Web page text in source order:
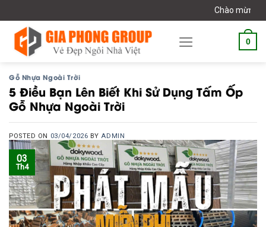
to
content
Chào mừng bạn đến với
0
Gỗ Nhựa Ngoài Trời
5 Điều Bạn Lên Biết Khi Sử Dụng Tấm Ốp
Gỗ Nhựa Ngoài Trời
POSTED ON 03/04/2026 BY ADMIN
03
Th4